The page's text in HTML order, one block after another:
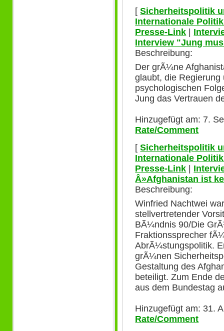
[Sicherheitspolitik
Internationale
Presse-Link |
Interview "Jung
Beschreibung:
Der grÃ¼ne
glaubt, die
psychologischen
Jung das Vertrauen
Hinzugefügt am: 7.
Rate/Comment
[Sicherheitspolitik
Internationale
Presse-Link
Â»Afghanistan ist
Beschreibung:
Winfried Nachtwei
stellvertretender
BÃ¼ndnis 90/Die
Fraktionssprecher
AbrÃ¼stungspolitik.
grÃ¼nen
Gestaltung des
beteiligt. Zum Ende
aus dem Bundestag
Hinzugefügt am: 31.
Rate/Comment